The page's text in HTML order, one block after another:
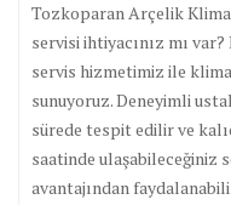
Tozkoparan Arçelik
servisi ihtiyacınız mı
servis hizmetimiz ile
sunuyoruz. Deneyimli
sürede tespit edilir ve
saatinde ulaşabileceğiniz
avantajından